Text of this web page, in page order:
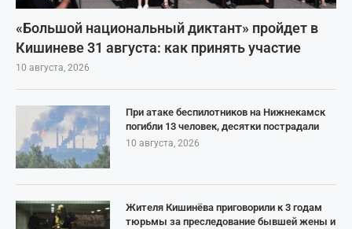
«Большой национальный диктант» пройдет в
Кишиневе 31 августа: как принять участие
10 августа, 2026
При атаке беспилотников на Нижнекамск
погибли 13 человек, десятки пострадали
10 августа, 2026
Жителя Кишинёва приговорили к 3 годам
тюрьмы за преследование бывшей жены и